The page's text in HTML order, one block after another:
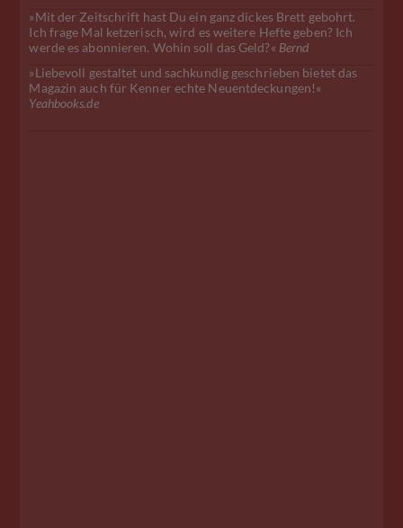
»Mit der Zeitschrift hast Du ein ganz dickes Brett gebohrt.
Ich frage Mal ketzerisch, wird es weitere Hefte geben? Ich
werde es abonnieren. Wohin soll das Geld?« Bernd
»Liebevoll gestaltet und sachkundig geschrieben bietet das
Magazin auch für Kenner echte Neuentdeckungen!«
Yeahbooks.de